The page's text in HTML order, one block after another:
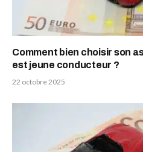
Comment bien choisir son
est jeune conducteur ?
22 octobre 2025